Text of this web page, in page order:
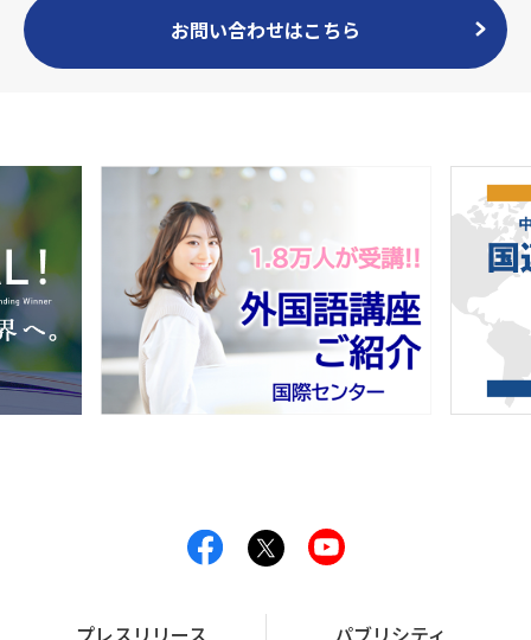
お問い合わせはこちら
プレスリリース パブリシティ